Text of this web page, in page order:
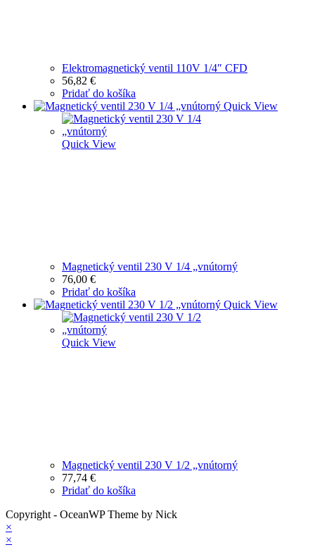
Elektromagnetický ventil 110V 1/4″ CFD
56,82 €
Pridať do košíka
Quick View
Quick View
Magnetický ventil 230 V 1/4 „vnútorný
76,00 €
Pridať do košíka
Quick View
Quick View
Magnetický ventil 230 V 1/2 „vnútorný
77,74 €
Pridať do košíka
Copyright - OceanWP Theme by Nick
×
×